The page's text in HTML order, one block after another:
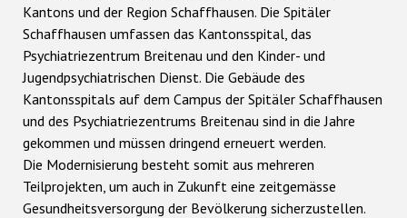
Kantons und der Region Schaffhausen. Die Spitäler
Schaffhausen umfassen das Kantonsspital, das
Psychiatriezentrum Breitenau und den Kinder- und
Jugendpsychiatrischen Dienst. Die Gebäude des
Kantonsspitals auf dem Campus der Spitäler Schaffhausen
und des Psychiatriezentrums Breitenau sind in die Jahre
gekommen und müssen dringend erneuert werden.
Die Modernisierung besteht somit aus mehreren
Teilprojekten, um auch in Zukunft eine zeitgemässe
Gesundheitsversorgung der Bevölkerung sicherzustellen.